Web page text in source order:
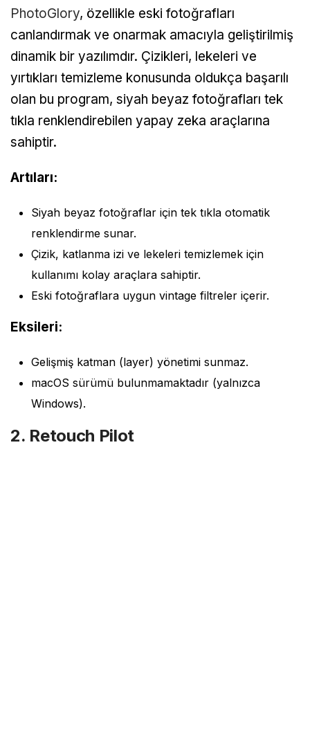
PhotoGlory, özellikle eski fotoğrafları
canlandırmak ve onarmak amacıyla geliştirilmiş
dinamik bir yazılımdır. Çizikleri, lekeleri ve
yırtıkları temizleme konusunda oldukça başarılı
olan bu program, siyah beyaz fotoğrafları tek
tıkla renklendirebilen yapay zeka araçlarına
sahiptir.
Artıları:
Siyah beyaz fotoğraflar için tek tıkla otomatik
renklendirme sunar.
Çizik, katlanma izi ve lekeleri temizlemek için
kullanımı kolay araçlara sahiptir.
Eski fotoğraflara uygun vintage filtreler içerir.
Eksileri:
Gelişmiş katman (layer) yönetimi sunmaz.
macOS sürümü bulunmamaktadır (yalnızca
Windows).
2. Retouch Pilot